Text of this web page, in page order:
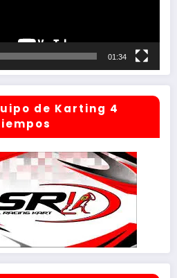
01:34
de Karting 4